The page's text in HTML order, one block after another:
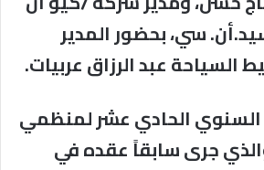
سي، بحضور المدير
السياحة عبد الرزاق عربيات.
الحادي عشر لمنظمي
جرى سابقاً عقده في